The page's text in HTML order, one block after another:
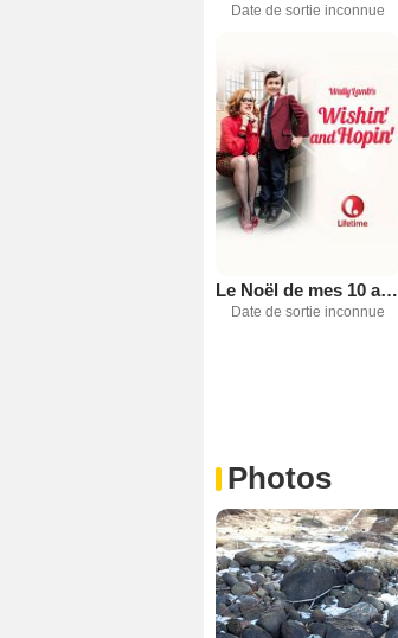
Date de sortie inconnue
Le Noël de mes 10 ans
Date de sortie inconnue
Photos